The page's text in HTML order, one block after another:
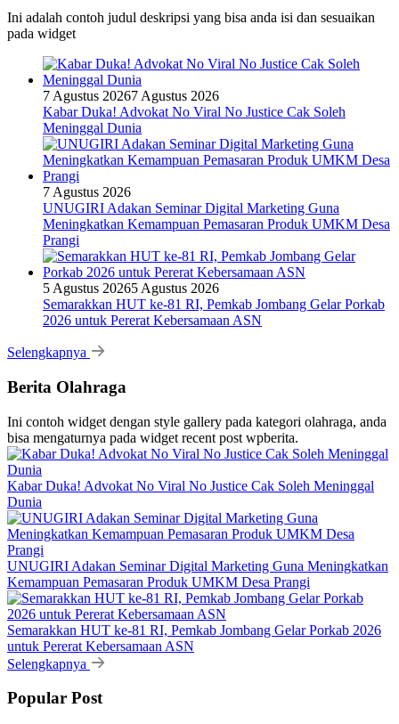
Ini adalah contoh judul deskripsi yang bisa anda isi dan sesuaikan
pada widget
7 Agustus 20267 Agustus 2026
Kabar Duka! Advokat No Viral No Justice Cak Soleh
Meninggal Dunia
7 Agustus 2026
UNUGIRI Adakan Seminar Digital Marketing Guna
Meningkatkan Kemampuan Pemasaran Produk UMKM Desa
Prangi
5 Agustus 20265 Agustus 2026
Semarakkan HUT ke-81 RI, Pemkab Jombang Gelar Porkab
2026 untuk Pererat Kebersamaan ASN
Selengkapnya
Berita Olahraga
Ini contoh widget dengan style gallery pada kategori olahraga, anda
bisa mengaturnya pada widget recent post wpberita.
Kabar Duka! Advokat No Viral No Justice Cak Soleh Meninggal
Dunia
UNUGIRI Adakan Seminar Digital Marketing Guna Meningkatkan
Kemampuan Pemasaran Produk UMKM Desa Prangi
Semarakkan HUT ke-81 RI, Pemkab Jombang Gelar Porkab 2026
untuk Pererat Kebersamaan ASN
Selengkapnya
Popular Post